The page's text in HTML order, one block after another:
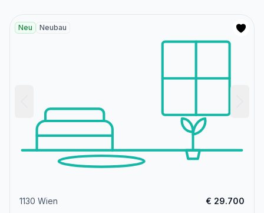
Neu Neubau
1130 Wien € 29.700